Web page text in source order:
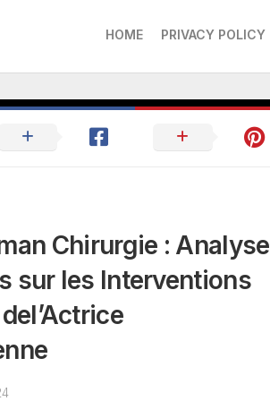
HOME PRIVACY POLICY
Chirurgie : Analyse
sur les Interventions